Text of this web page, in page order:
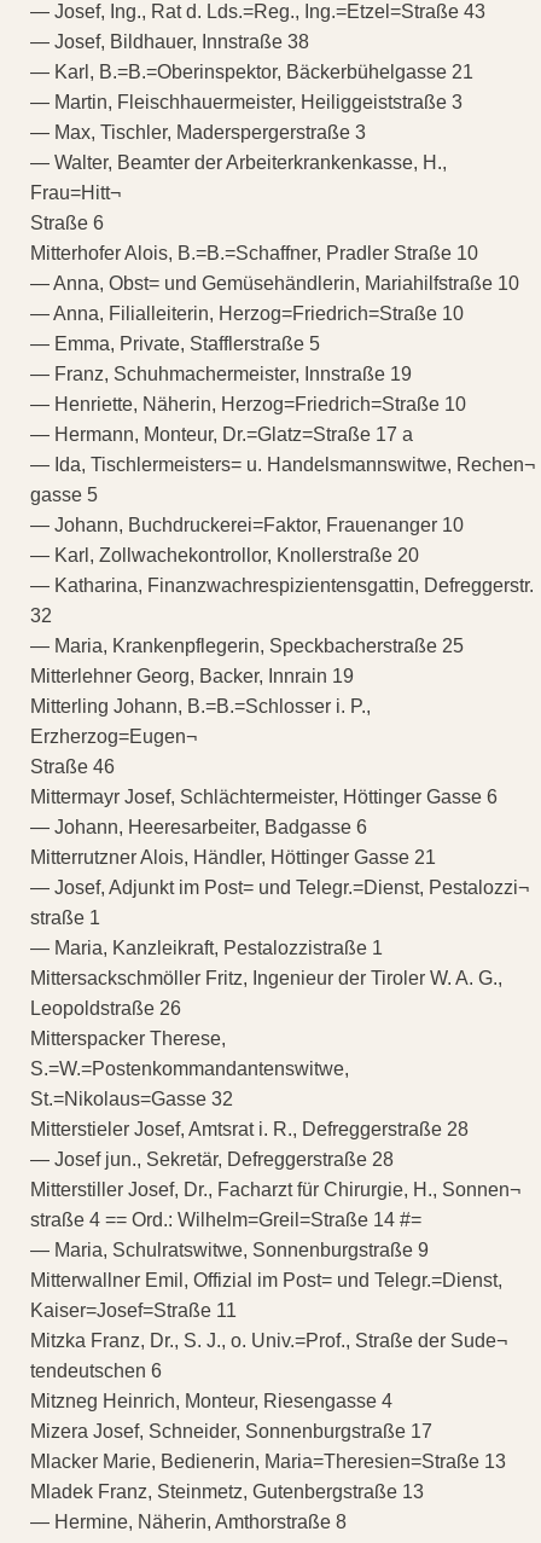
— Josef, Ing., Rat d. Lds.=Reg., Ing.=Etzel=Straße 43
— Josef, Bildhauer, Innstraße 38
— Karl, B.=B.=Oberinspektor, Bäckerbühelgasse 21
— Martin, Fleischhauermeister, Heiliggeiststraße 3
— Max, Tischler, Maderspergerstraße 3
— Walter, Beamter der Arbeiterkrankenkasse, H.,
Frau=Hitt¬
Straße 6
Mitterhofer Alois, B.=B.=Schaffner, Pradler Straße 10
— Anna, Obst= und Gemüsehändlerin, Mariahilfstraße 10
— Anna, Filialleiterin, Herzog=Friedrich=Straße 10
— Emma, Private, Stafflerstraße 5
— Franz, Schuhmachermeister, Innstraße 19
— Henriette, Näherin, Herzog=Friedrich=Straße 10
— Hermann, Monteur, Dr.=Glatz=Straße 17 a
— Ida, Tischlermeisters= u. Handelsmannswitwe, Rechen¬
gasse 5
— Johann, Buchdruckerei=Faktor, Frauenanger 10
— Karl, Zollwachekontrollor, Knollerstraße 20
— Katharina, Finanzwachrespizientensgattin, Defreggerstr.
32
— Maria, Krankenpflegerin, Speckbacherstraße 25
Mitterlehner Georg, Backer, Innrain 19
Mitterling Johann, B.=B.=Schlosser i. P.,
Erzherzog=Eugen¬
Straße 46
Mittermayr Josef, Schlächtermeister, Höttinger Gasse 6
— Johann, Heeresarbeiter, Badgasse 6
Mitterrutzner Alois, Händler, Höttinger Gasse 21
— Josef, Adjunkt im Post= und Telegr.=Dienst, Pestalozzi¬
straße 1
— Maria, Kanzleikraft, Pestalozzistraße 1
Mittersackschmöller Fritz, Ingenieur der Tiroler W. A. G.,
Leopoldstraße 26
Mitterspacker Therese,
S.=W.=Postenkommandantenswitwe,
St.=Nikolaus=Gasse 32
Mitterstieler Josef, Amtsrat i. R., Defreggerstraße 28
— Josef jun., Sekretär, Defreggerstraße 28
Mitterstiller Josef, Dr., Facharzt für Chirurgie, H., Sonnen¬
straße 4 == Ord.: Wilhelm=Greil=Straße 14 #=
— Maria, Schulratswitwe, Sonnenburgstraße 9
Mitterwallner Emil, Offizial im Post= und Telegr.=Dienst,
Kaiser=Josef=Straße 11
Mitzka Franz, Dr., S. J., o. Univ.=Prof., Straße der Sude¬
tendeutschen 6
Mitzneg Heinrich, Monteur, Riesengasse 4
Mizera Josef, Schneider, Sonnenburgstraße 17
Mlacker Marie, Bedienerin, Maria=Theresien=Straße 13
Mladek Franz, Steinmetz, Gutenbergstraße 13
— Hermine, Näherin, Amthorstraße 8